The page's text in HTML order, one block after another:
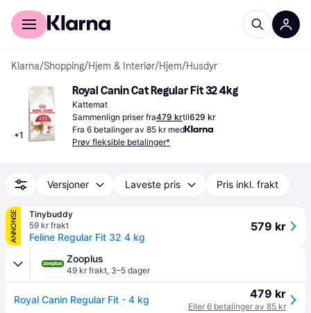
For kunder
Klarna/Shopping/Hjem & Interiør/Hjem/Husdyr
+1
Royal Canin Cat Regular Fit 32 4kg
Kattemat
Sammenlign priser fra479 krtil629 kr
Fra 6 betalinger av 85 kr med
Prøv fleksible betalinger*
Versjoner Laveste pris Pris inkl. frakt
ANNONSE
Tinybuddy
59 kr frakt
Feline Regular Fit 32 4 kg
579 kr
Zooplus
49 kr frakt, 3–5 dager
Royal Canin Regular Fit - 4 kg 479 kr
Eller 6 betalinger av 85 kr